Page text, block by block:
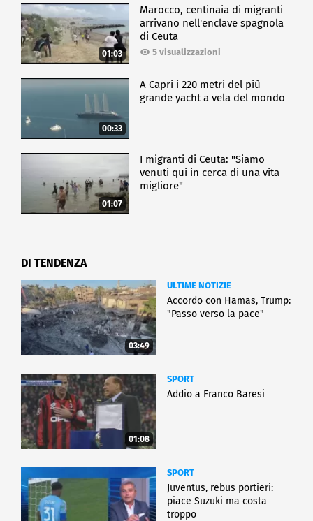
01:03
Marocco, centinaia di migranti
arrivano nell'enclave spagnola
di Ceuta
5 visualizzazioni
00:33
A Capri i 220 metri del più
grande yacht a vela del mondo
01:07
I migranti di Ceuta: "Siamo
venuti qui in cerca di una vita
migliore"
DI TENDENZA
03:49
ULTIME NOTIZIE
Accordo con Hamas, Trump:
"Passo verso la pace"
01:08
SPORT
Addio a Franco Baresi
SPORT
Juventus, rebus portieri:
piace Suzuki ma costa
troppo